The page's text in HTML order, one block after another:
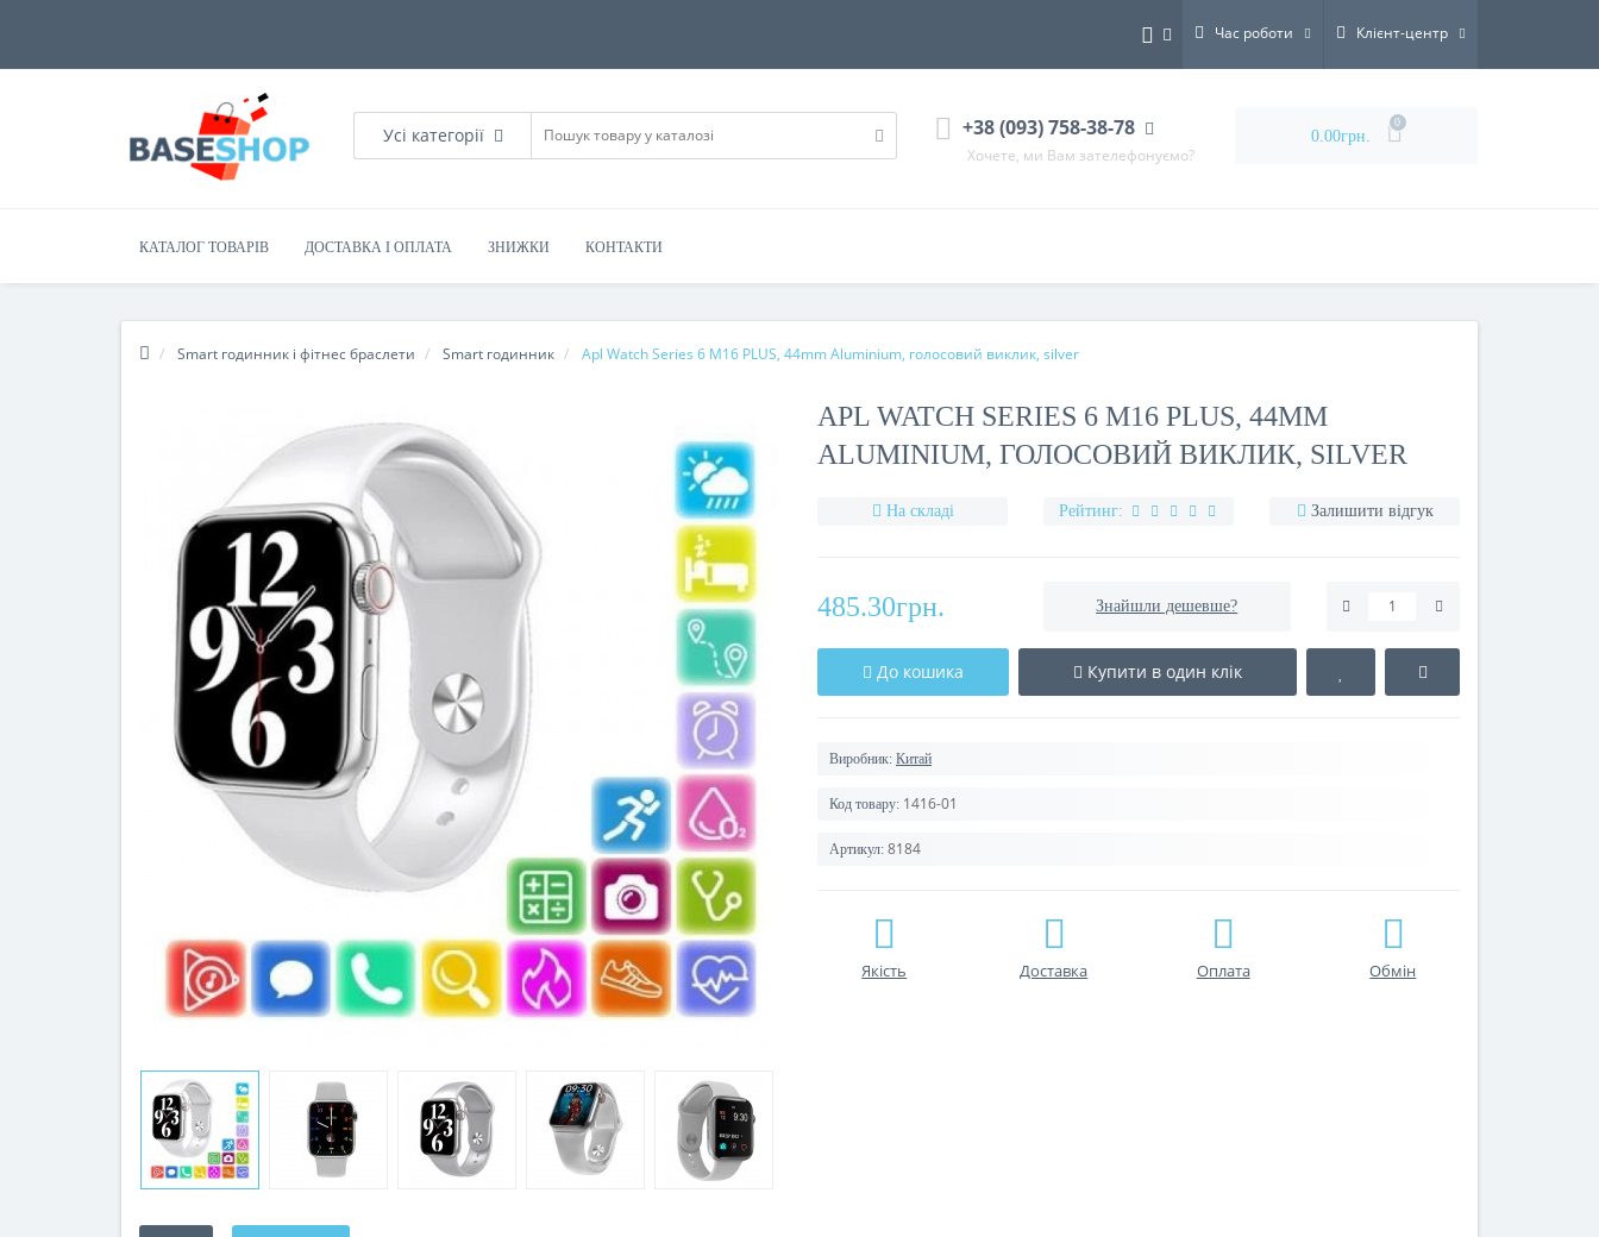
Час роботи Клієнт-центр
Усі категорії +38 (093) 758-38-78
Хочете, ми Вам зателефонуємо?
0.00грн.
0
КАТАЛОГ ТОВАРІВ ДОСТАВКА І ОПЛАТА ЗНИЖКИ КОНТАКТИ
Smart годинник і фітнес браслети Smart годинник Apl Watch Series 6 M16 PLUS, 44mm Aluminium, голосовий виклик, silver
APL WATCH SERIES 6 M16 PLUS, 44MM
ALUMINIUM, ГОЛОСОВИЙ ВИКЛИК, SILVER
На складі Рейтинг: Залишити відгук
485.30грн. Знайшли дешевше?
До кошика Купити в один клік
Виробник: Китай
Код товару: 1416-01
Артикул: 8184
Якість Доставка Оплата Обмін